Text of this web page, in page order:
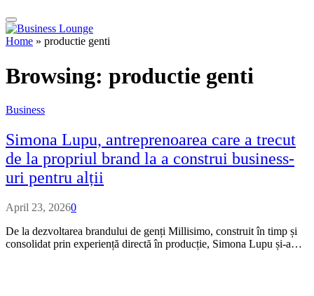
Home » productie genti
Browsing: productie genti
Business
Simona Lupu, antreprenoarea care a trecut
de la propriul brand la a construi business-
uri pentru alții
April 23, 20260
De la dezvoltarea brandului de genți Millisimo, construit în timp și
consolidat prin experiență directă în producție, Simona Lupu și-a…